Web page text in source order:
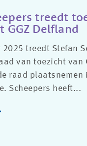
treedt
GGZ Delfland
2025 treedt Stefan
van toezicht van
raad plaatsnemen
Scheepers heeft...